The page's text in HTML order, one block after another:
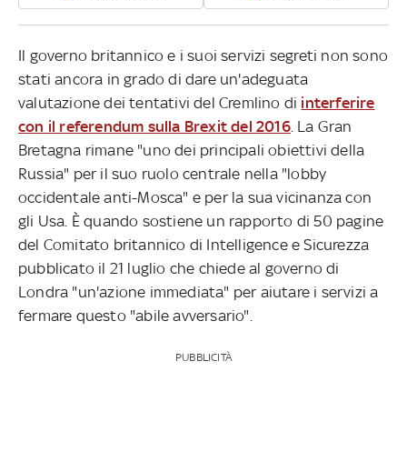
Il governo britannico e i suoi servizi segreti non sono
stati ancora in grado di dare un'adeguata
valutazione dei tentativi del Cremlino di interferire
con il referendum sulla Brexit del 2016. La Gran
Bretagna rimane "uno dei principali obiettivi della
Russia" per il suo ruolo centrale nella "lobby
occidentale anti-Mosca" e per la sua vicinanza con
gli Usa. È quando sostiene un rapporto di 50 pagine
del Comitato britannico di Intelligence e Sicurezza
pubblicato il 21 luglio che chiede al governo di
Londra "un'azione immediata" per aiutare i servizi a
fermare questo "abile avversario".
PUBBLICITÀ